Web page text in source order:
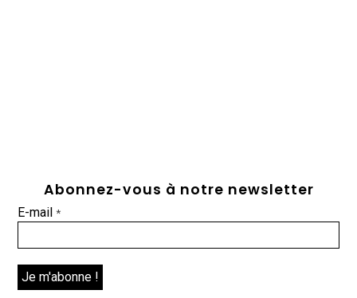
Abonnez-vous à notre newsletter
E-mail*